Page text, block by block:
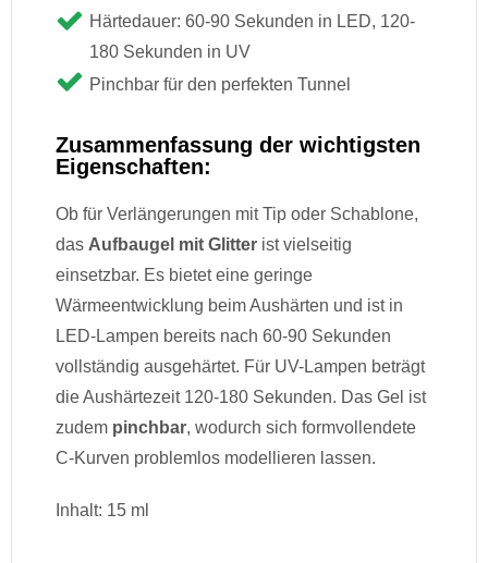
Härtedauer: 60-90 Sekunden in LED, 120-
180 Sekunden in UV
Pinchbar für den perfekten Tunnel
Zusammenfassung der wichtigsten
Eigenschaften:
Ob für Verlängerungen mit Tip oder Schablone,
das Aufbaugel mit Glitter ist vielseitig
einsetzbar. Es bietet eine geringe
Wärmeentwicklung beim Aushärten und ist in
LED-Lampen bereits nach 60-90 Sekunden
vollständig ausgehärtet. Für UV-Lampen beträgt
die Aushärtezeit 120-180 Sekunden. Das Gel ist
zudem pinchbar, wodurch sich formvollendete
C-Kurven problemlos modellieren lassen.
Inhalt: 15 ml